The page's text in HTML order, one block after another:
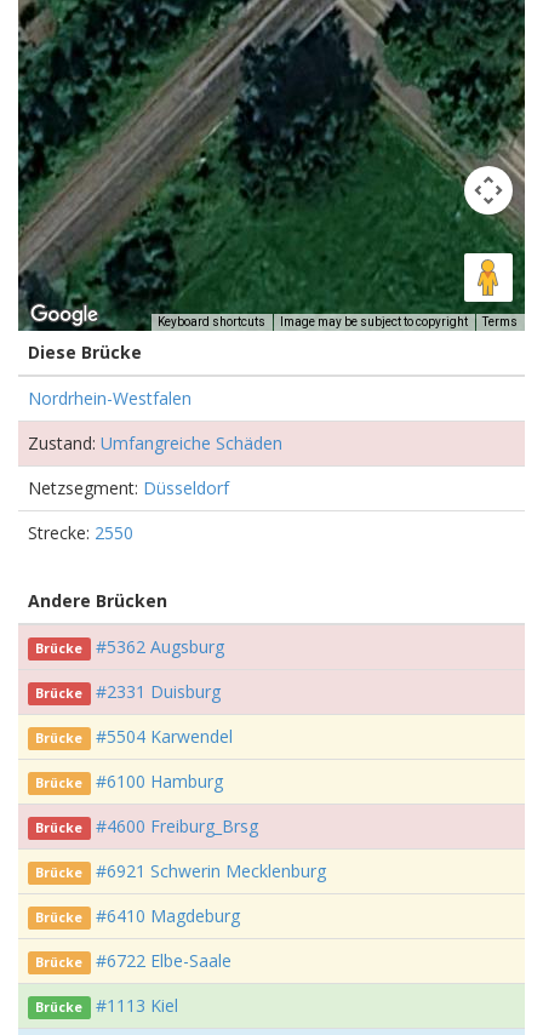
Keyboard shortcuts Image may be subject to copyright Terms
Diese Brücke
Nordrhein-Westfalen
Zustand: Umfangreiche Schäden
Netzsegment: Düsseldorf
Strecke: 2550
Andere Brücken
Brücke #5362 Augsburg
Brücke #2331 Duisburg
Brücke #5504 Karwendel
Brücke #6100 Hamburg
Brücke #4600 Freiburg_Brsg
Brücke #6921 Schwerin Mecklenburg
Brücke #6410 Magdeburg
Brücke #6722 Elbe-Saale
Brücke #1113 Kiel